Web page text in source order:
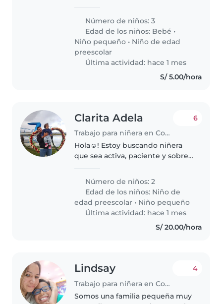
Número de niños: 3
Edad de los niños: Bebé •
Niño pequeño • Niño de edad
preescolar
Última actividad: hace 1 mes
S/ 5.00/hora
Clarita Adela
Trabajo para niñera en Comas (Departamento de Lima)
6
Hola☺️! Estoy buscando niñera
que sea activa, paciente y sobre
mis bebes, mi hijo mayor tiene 3
años 8 meses, y mi hija tiene 1
año y 4 meses. Ambos son..
Número de niños: 2
Edad de los niños: Niño de
edad preescolar • Niño pequeño
Última actividad: hace 1 mes
S/ 20.00/hora
Lindsay
Trabajo para niñera en Comas (Departamento de Lima)
4
Somos una familia pequeña muy